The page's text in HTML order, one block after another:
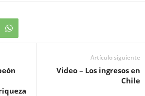
Artículo siguiente
Video – Los ingresos en
Chile